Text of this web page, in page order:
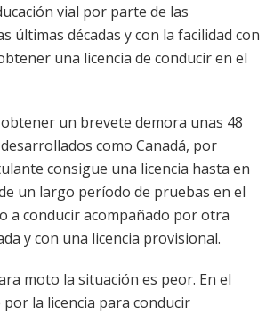
vial por parte de las
últimas décadas y con la facilidad con
una licencia de conducir en el
un brevete demora unas 48
como Canadá, por
consigue una licencia hasta en
un largo período de pruebas en el
a conducir acompañado por otra
y con una licencia provisional.
moto la situación es peor. En el
la licencia para conducir